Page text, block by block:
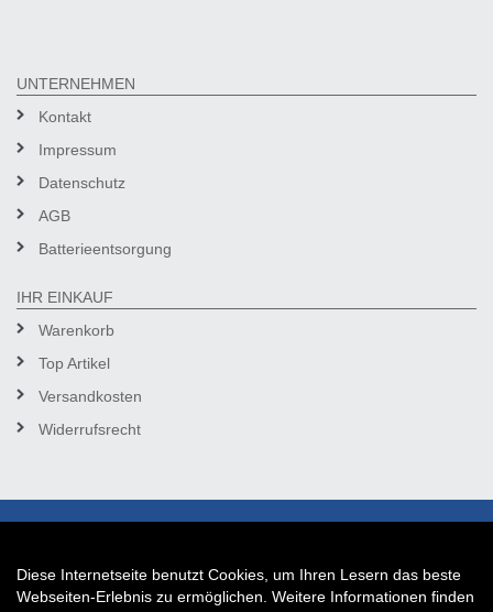
UNTERNEHMEN
Kontakt
Impressum
Datenschutz
AGB
Batterieentsorgung
IHR EINKAUF
Warenkorb
Top Artikel
Versandkosten
Widerrufsrecht
Diese Internetseite benutzt Cookies, um Ihren Lesern das beste
Webseiten-Erlebnis zu ermöglichen. Weitere Informationen finden
Auftrag widerrufen